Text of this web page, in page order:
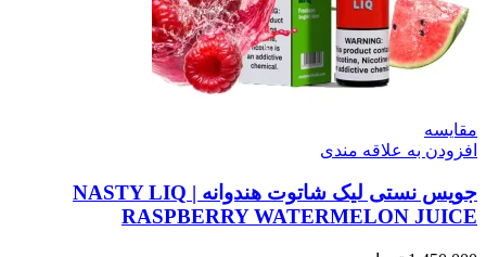
مقایسه
افزودن به علاقه مندی
جویس نستی لیک شاتوت هندوانه | NASTY LIQ
RASPBERRY WATERMELON JUICE